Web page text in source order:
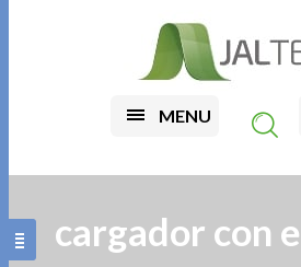
MENU
cargador con